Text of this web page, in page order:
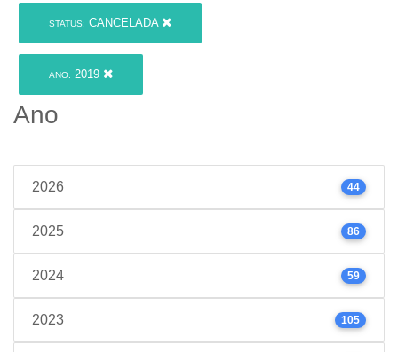
STATUS: CANCELADA
ANO: 2019
Ano
2026 44
2025 86
2024 59
2023 105